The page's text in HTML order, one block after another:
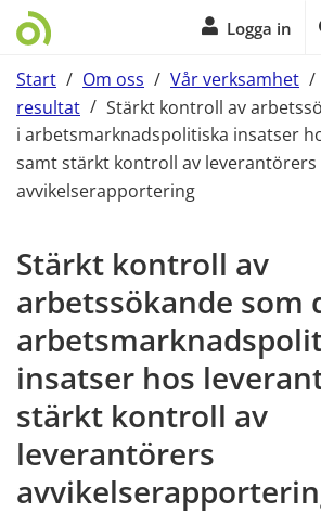
Logga in
Start / Om oss / Vår verksamhet /
resultat / Stärkt kontroll av
i arbetsmarknadspolitiska insatser
samt stärkt kontroll av leverantörers
avvikelserapportering
Stärkt kontroll av
arbetssökande som
insatser hos
stärkt kontroll av
leverantörers